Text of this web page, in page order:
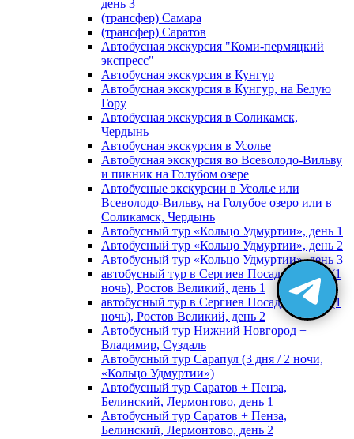
день 3
(трансфер) Самара
(трансфер) Саратов
Автобусная экскурсия "Коми-пермяцкий
экспресс"
Автобусная экскурсия в Кунгур
Автобусная экскурсия в Кунгур, на Белую
Гору
Автобусная экскурсия в Соликамск,
Чердынь
Автобусная экскурсия в Усолье
Автобусная экскурсия во Всеволодо-Вильву
и пикник на Голубом озере
Автобусные экскурсии в Усолье или
Всеволодо-Вильву, на Голубое озеро или в
Соликамск, Чердынь
Автобусный тур «Кольцо Удмуртии», день 1
Автобусный тур «Кольцо Удмуртии», день 2
Автобусный тур «Кольцо Удмуртии», день 3
автобусный тур в Сергиев Посад, Москву (1
ночь), Ростов Великий, день 1
автобусный тур в Сергиев Посад, Москву (1
ночь), Ростов Великий, день 2
Автобусный тур Нижний Новгород +
Владимир, Суздаль
Автобусный тур Сарапул (3 дня / 2 ночи,
«Кольцо Удмуртии»)
Автобусный тур Саратов + Пенза,
Белинский, Лермонтово, день 1
Автобусный тур Саратов + Пенза,
Белинский, Лермонтово, день 2